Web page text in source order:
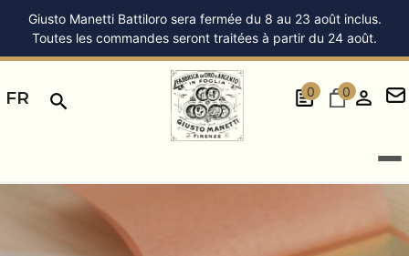
Giusto Manetti Battiloro sera fermée du 8 au 23 août inclus.
Toutes les commandes seront traitées à partir du 24 août.
FR 0 0